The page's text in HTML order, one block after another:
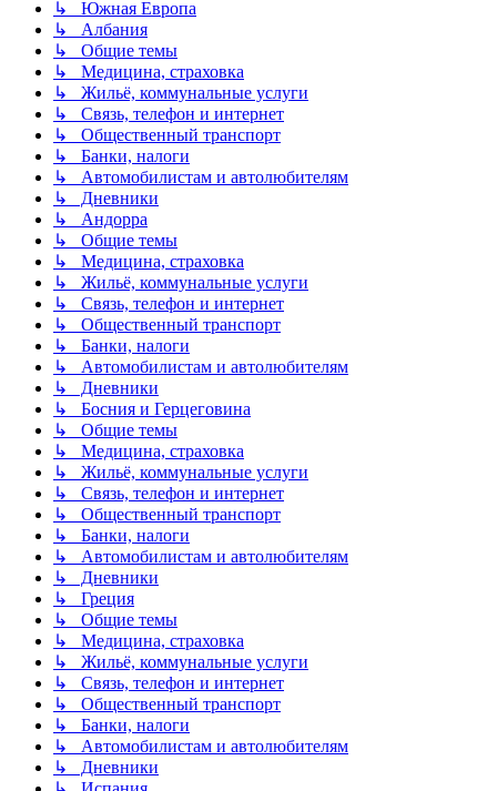
↳ Южная Европа
↳ Албания
↳ Общие темы
↳ Медицина, страховка
↳ Жильё, коммунальные услуги
↳ Связь, телефон и интернет
↳ Общественный транспорт
↳ Банки, налоги
↳ Автомобилистам и автолюбителям
↳ Дневники
↳ Андорра
↳ Общие темы
↳ Медицина, страховка
↳ Жильё, коммунальные услуги
↳ Связь, телефон и интернет
↳ Общественный транспорт
↳ Банки, налоги
↳ Автомобилистам и автолюбителям
↳ Дневники
↳ Босния и Герцеговина
↳ Общие темы
↳ Медицина, страховка
↳ Жильё, коммунальные услуги
↳ Связь, телефон и интернет
↳ Общественный транспорт
↳ Банки, налоги
↳ Автомобилистам и автолюбителям
↳ Дневники
↳ Греция
↳ Общие темы
↳ Медицина, страховка
↳ Жильё, коммунальные услуги
↳ Связь, телефон и интернет
↳ Общественный транспорт
↳ Банки, налоги
↳ Автомобилистам и автолюбителям
↳ Дневники